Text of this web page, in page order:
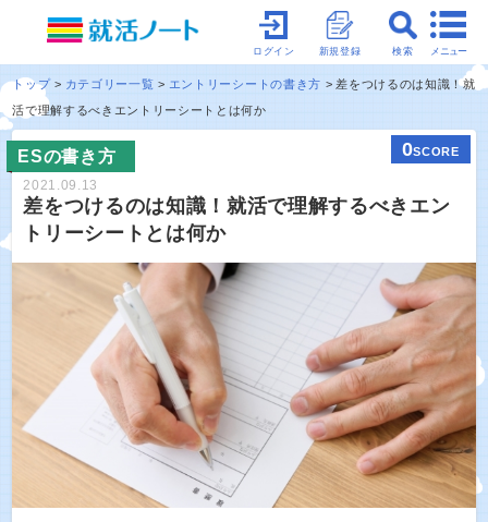
メニュー
検索
新規登録
ログイン
トップ カテゴリー一覧 エントリーシートの書き方
差をつけるのは知識！就
活で理解するべきエントリーシートとは何か
ESの書き方 0SCORE
2021.09.13
差をつけるのは知識！就活で理解するべきエン
トリーシートとは何か